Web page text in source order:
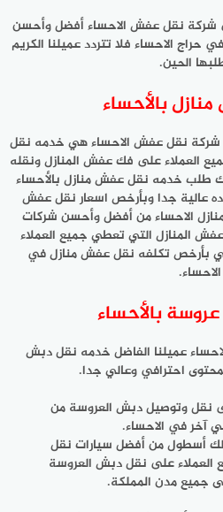
شركة نقل عفش الاحساء أفضل وأحسن
الاحساء فلا تتردد عميلنا الكريم
الحين.
بالأحساء
شركة نقل عفش الاحساء هي خدمه نقل
العملاء على فك عفش المنازل ونقله
طلب خدمه نقل عفش منازل بالأحساء
عالية جدا وبأرخص اسعار نقل عفش
الاحساء من أفضل وأحسن شركات
المنازل التي تعطي جميع العملاء
بأرخص تكلفه نقل عفش منازل في
الاحساء.
بالأحساء
عميلنا الفاضل خدمه نقل دبش
احترافي وعالي جدا.
نقل وتوصيل دبش العروسة من
آخر في الاحساء.
لك أسطول من أفضل سيارات نقل
العملاء على نقل دبش العروسة
جميع مدن المملكة.